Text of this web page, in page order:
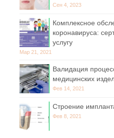
Сен 4, 2023
Комплексное
коронавируса:
услугу
Мар 21, 2021
Валидация
медицинских
Фев 14, 2021
Строение
Фев 8, 2021